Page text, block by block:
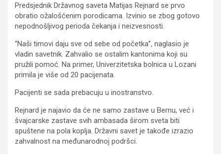
Predsjednik Državnog saveta Matijas Rejnard se prvo
obratio ožalošćenim porodicama. Izvinio se zbog gotovo
nepodnošljivog perioda čekanja i neizvesnosti.
“Naši timovi daju sve od sebe od početka”, naglasio je
vladin savetnik. Zahvalio se ostalim kantonima koji su
pružili pomoć. Na primer, Univerzitetska bolnica u Lozani
primila je više od 20 pacijenata.
Pacijenti se sada prebacuju u inostranstvo.
Rejnard je najavio da će ne samo zastave u Bernu, već i
švajcarske zastave svih ambasada širom sveta biti
spuštene na pola koplja. Državni savet je takođe izrazio
zahvalnost na međunarodnoj podršci.